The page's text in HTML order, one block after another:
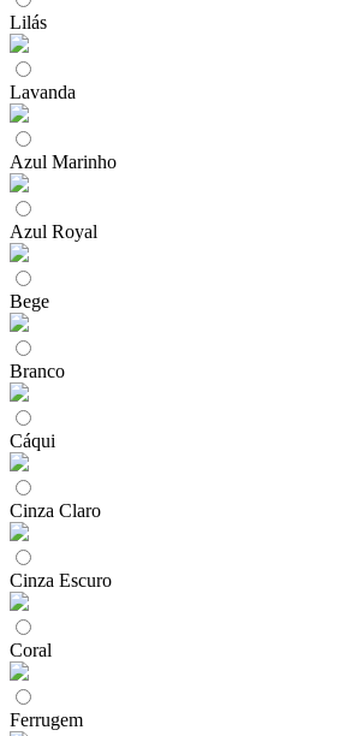
Lilás
Lavanda
Azul Marinho
Azul Royal
Bege
Branco
Cáqui
Cinza Claro
Cinza Escuro
Coral
Ferrugem